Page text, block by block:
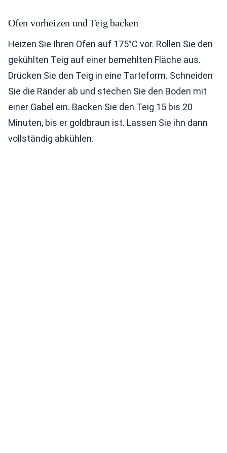
Ofen vorheizen und Teig backen
Heizen Sie Ihren Ofen auf 175°C vor. Rollen Sie den
gekühlten Teig auf einer bemehlten Fläche aus.
Drücken Sie den Teig in eine Tarteform. Schneiden
Sie die Ränder ab und stechen Sie den Boden mit
einer Gabel ein. Backen Sie den Teig 15 bis 20
Minuten, bis er goldbraun ist. Lassen Sie ihn dann
vollständig abkühlen.